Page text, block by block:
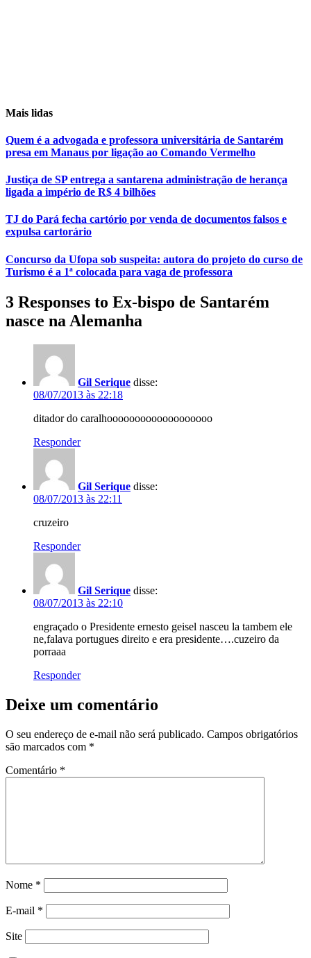
Mais lidas
Quem é a advogada e professora universitária de Santarém
presa em Manaus por ligação ao Comando Vermelho
Justiça de SP entrega a santarena administração de herança
ligada a império de R$ 4 bilhões
TJ do Pará fecha cartório por venda de documentos falsos e
expulsa cartorário
Concurso da Ufopa sob suspeita: autora do projeto do curso de
Turismo é a 1ª colocada para vaga de professora
3 Responses to Ex-bispo de Santarém
nasce na Alemanha
Gil Serique disse:
08/07/2013 às 22:18
ditador do caralhooooooooooooooooooo
Responder
Gil Serique disse:
08/07/2013 às 22:11
cruzeiro
Responder
Gil Serique disse:
08/07/2013 às 22:10
engraçado o Presidente ernesto geisel nasceu la tambem ele
ne,falava portugues direito e era presidente….cuzeiro da
porraaa
Responder
Deixe um comentário
O seu endereço de e-mail não será publicado. Campos obrigatórios
são marcados com *
Comentário *
Nome *
E-mail *
Site